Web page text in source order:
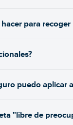
para recoger
puedo aplicar
"libre de